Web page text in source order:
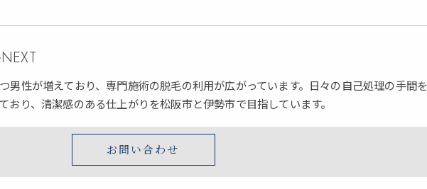
男性が増えており、専門施術の脱毛の利用が広がっています。日々の自己処理の手間
おり、清潔感のある仕上がりを松阪市と伊勢市で目指しています。
お問い合わせ